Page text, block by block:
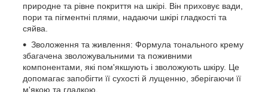
природне та рівне покриття на шкірі. Він приховує вади,
пори та пігментні плями, надаючи шкірі гладкості та
сяйва.
Зволоження та живлення: Формула тонального крему
збагачена зволожувальними та поживними
компонентами, які пом'якшують і зволожують шкіру. Це
допомагає запобігти її сухості й лущенню, зберігаючи її
м'якою та гладкою.